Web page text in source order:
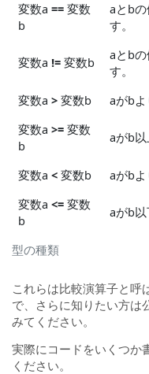
型の種類
変数a ==変数
b
aとb
す。
変数a !=変数b
aとb
す。
変数a >変数b
aがb
変数a >=変数
b
aがb以
変数a <変数b
aがb
変数a <=変数
b
aがb以
これらは比較演算子と呼
で、さらに知りたい方は
みてください。
実際にコードをいくつか
ください。